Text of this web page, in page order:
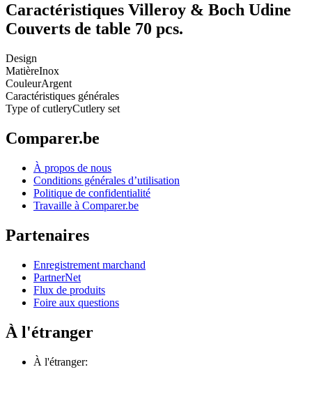
Caractéristiques Villeroy & Boch Udine
Couverts de table 70 pcs.
Design
MatièreInox
CouleurArgent
Caractéristiques générales
Type of cutleryCutlery set
Comparer.be
À propos de nous
Conditions générales d’utilisation
Politique de confidentialité
Travaille à Comparer.be
Partenaires
Enregistrement marchand
PartnerNet
Flux de produits
Foire aux questions
À l'étranger
À l'étranger: